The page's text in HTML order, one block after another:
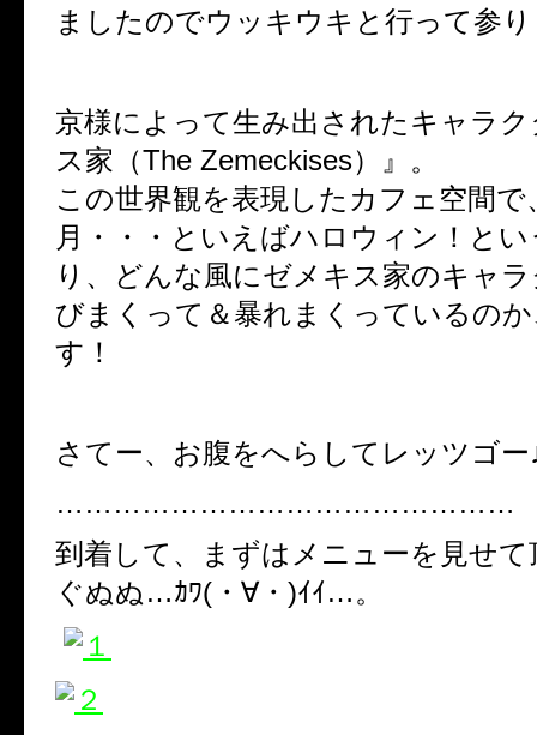
ましたのでウッキウキと行って参
京様によって生み出されたキャラ
ス家（The Zemeckises）』。
この世界観を表現したカフェ空間で
月・・・といえばハロウィン！と
り、どんな風にゼメキス家のキャ
びまくって＆暴れまくっているの
す！
さてー、お腹をへらしてレッツゴー
…………………………………………
到着して、まずはメニューを見せ
ぐぬぬ…ｶﾜ(・∀・)ｲｲ…。